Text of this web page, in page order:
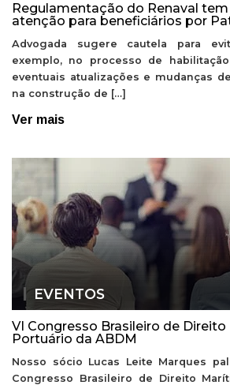
Regulamentação do Renaval
atenção para beneficiários por
Advogada sugere cautela para
exemplo, no processo de
eventuais atualizações e mudanças
na construção de […]
Ver mais
EVENTOS
VI Congresso Brasileiro de
Portuário da ABDM
Nosso sócio Lucas Leite Marques
Congresso Brasileiro de Direito